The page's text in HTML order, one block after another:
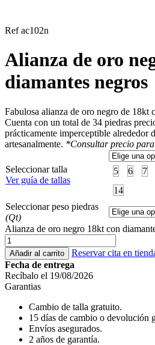
Ref ac102n
Alianza de oro
diamantes negros
Fabulosa alianza de oro negro de 18kt
Cuenta con un total de 34 piedras
prácticamente imperceptible alrededor
artesanalmente. *Consultar precio
Seleccionar talla
Ver guía de tallas
5 6 7
14
Seleccionar peso piedras
(Qt)
Alianza de oro negro 18kt con
Añadir al carrito
Reservar cita en
Fecha de entrega
Recíbalo el 19/08/2026
Garantias
Cambio de talla gratuito.
15 días de cambio o devolución
Envíos asegurados.
2 años de garantía.